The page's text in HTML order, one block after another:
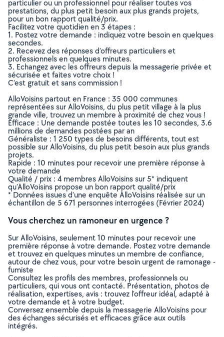
particulier ou un professionnel pour réaliser toutes vos
prestations, du plus petit besoin aux plus grands projets,
pour un bon rapport qualité/prix.
Facilitez votre quotidien en 3 étapes :
1. Postez votre demande : indiquez votre besoin en quelques
secondes.
2. Recevez des réponses d’offreurs particuliers et
professionnels en quelques minutes.
3. Echangez avec les offreurs depuis la messagerie privée et
sécurisée et faites votre choix !
C’est gratuit et sans commission !
AlloVoisins partout en France : 35 000 communes
représentées sur AlloVoisins, du plus petit village à la plus
grande ville, trouvez un membre à proximité de chez vous !
Efficace : Une demande postée toutes les 10 secondes, 3.6
millions de demandes postées par an
Généraliste : 1 250 types de besoins différents, tout est
possible sur AlloVoisins, du plus petit besoin aux plus grands
projets.
Rapide : 10 minutes pour recevoir une première réponse à
votre demande
Qualité / prix : 4 membres AlloVoisins sur 5* indiquent
qu’AlloVoisins propose un bon rapport qualité/prix
* Données issues d’une enquête AlloVoisins réalisée sur un
échantillon de 5 671 personnes interrogées (Février 2024)
Vous cherchez un ramoneur en urgence ?
Sur AlloVoisins, seulement 10 minutes pour recevoir une
première réponse à votre demande. Postez votre demande
et trouvez en quelques minutes un membre de confiance,
autour de chez vous, pour votre besoin urgent de ramonage -
fumiste
Consultez les profils des membres, professionnels ou
particuliers, qui vous ont contacté. Présentation, photos de
réalisation, expertises, avis : trouvez l'offreur idéal, adapté à
votre demande et à votre budget.
Conversez ensemble depuis la messagerie AlloVoisins pour
des échanges sécurisés et efficaces grâce aux outils
intégrés.